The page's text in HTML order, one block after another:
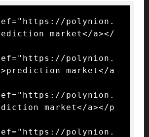
polynion.
market</a></
polynion.
market</a
polynion.
market</a></p
polynion.